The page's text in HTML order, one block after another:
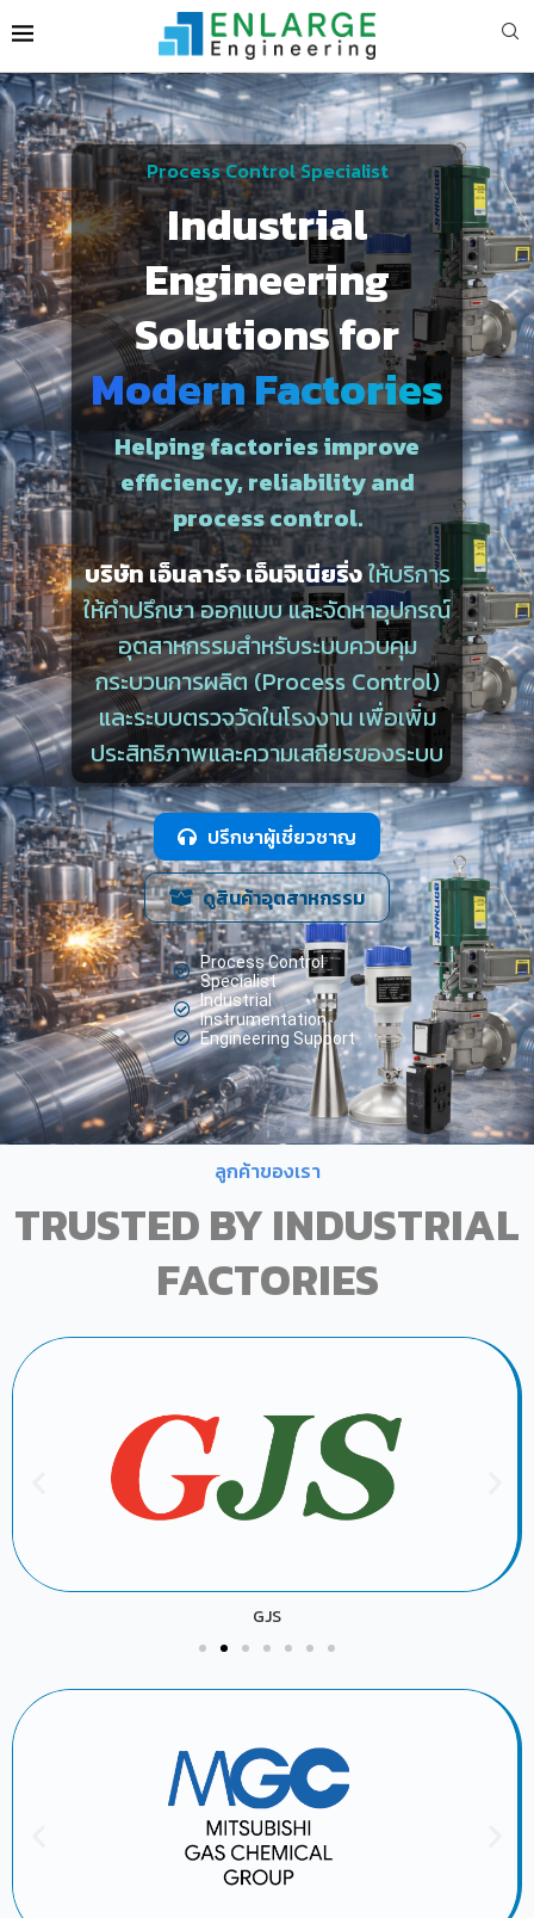
Process Control Specialist
Industrial
Engineering
Solutions for
Modern Factories
Helping factories improve
efficiency, reliability and
process control.
บริษัท เอ็นลาร์จ เอ็นจิเนียริ่งให้บริการ
ให้คำปรึกษา ออกแบบ และจัดหาอุปกรณ์
อุตสาหกรรมสำหรับระบบควบคุม
กระบวนการผลิต (Process Control)
และระบบตรวจวัดในโรงงาน เพื่อเพิ่ม
ประสิทธิภาพและความเสถียรของระบบ
ปรึกษาผู้เชี่ยวชาญ
ดูสินค้าอุตสาหกรรม
Process Control
Specialist
Industrial
Instrumentation
Engineering Support
ลูกค้าของเรา
TRUSTED BY INDUSTRIAL
FACTORIES
GJS